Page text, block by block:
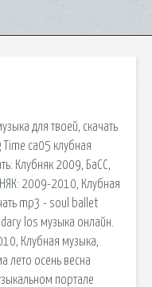
для твоей, скачать
cа05 клубная
Клубняк 2009, БаСС,
2009-2010, Клубная
mp3 - soul ballet
los музыка онлайн.
Клубная музыка,
лето осень весна
портале